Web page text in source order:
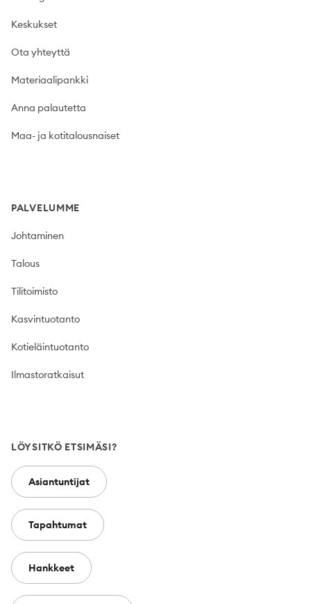
Keskukset
Ota yhteyttä
Materiaalipankki
Anna palautetta
Maa- ja kotitalousnaiset
PALVELUMME
Johtaminen
Talous
Tilitoimisto
Kasvintuotanto
Kotieläintuotanto
Ilmastoratkaisut
LÖYSITKÖ ETSIMÄSI?
Asiantuntijat
Tapahtumat
Hankkeet